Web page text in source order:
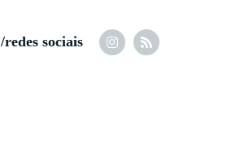
/redes sociais